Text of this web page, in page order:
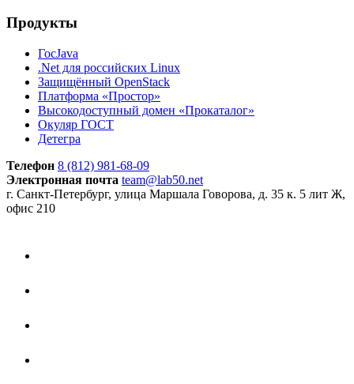
Продукты
ГосJava
.Net для российских Linux
Защищённый OpenStack
Платформа «Простор»
Высокодоступный домен «Прокаталог»
Окуляр ГОСТ
Детегра
Телефон 8 (812) 981-68-09
Электронная почта team@lab50.net
г. Санкт-Петербург, улица Маршала Говорова, д. 35 к. 5 лит Ж,
офис 210